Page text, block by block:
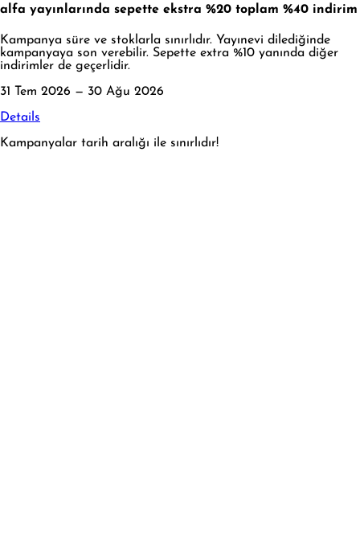
alfa yayınlarında sepette ekstra %20 toplam %40 indirim
Kampanya süre ve stoklarla sınırlıdır. Yayınevi dilediğinde
kampanyaya son verebilir. Sepette extra %10 yanında diğer
indirimler de geçerlidir.
31 Tem 2026 — 30 Ağu 2026
Details
Kampanyalar tarih aralığı ile sınırlıdır!